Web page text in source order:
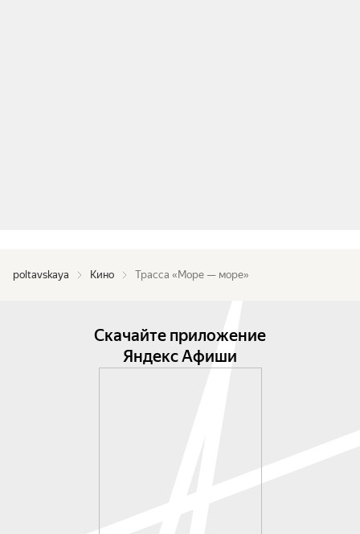
poltavskaya Кино Трасса «Море — море»
Скачайте приложение
Яндекс Афиши